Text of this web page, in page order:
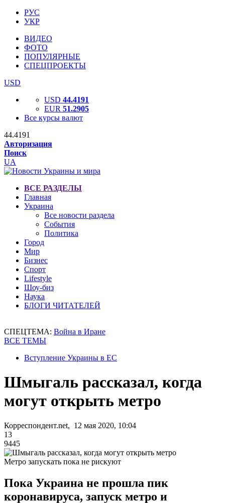
РУС
УКР
ВИДЕО
ФОТО
ПОПУЛЯРНЫЕ
СПЕЦПРОЕКТЫ
USD
USD 44.4191
EUR 51.2905
Все курсы валют
44.4191
Авторизация
Поиск
UA
ВСЕ РАЗДЕЛЫ
Главная
Украина
Все новости раздела
События
Политика
Город
Мир
Бизнес
Спорт
Lifestyle
Шоу-биз
Наука
БЛОГИ ЧИТАТЕЛЕЙ
СПЕЦТЕМА: Война в Иране
ВСЕ ТЕМЫ
Вступление Украины в ЕС
Шмыгаль рассказал, когда
могут открыть метро
Корреспондент.net, 12 мая 2020, 10:04
13
9445
Метро запускать пока не рискуют
Пока Украина не прошла пик
коронавируса, запуск метро и